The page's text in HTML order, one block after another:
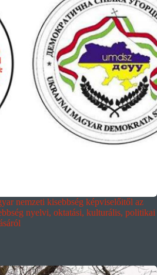
nemzeti kisebbség képviselőitől az
nyelvi, oktatási, kulturális, politikai